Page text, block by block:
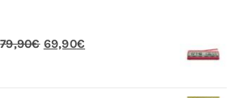
79,90€ El
69,90€